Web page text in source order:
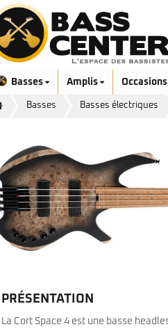
Basses
Aquilina Exclusivité
Bacchus
Duvoisin
American Pro II
Amplis Occasions
Basses Basses électriques
PRÉSENTATION
La Cort Space 4 est une basse